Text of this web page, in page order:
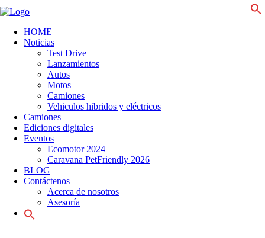
HOME
Noticias
Test Drive
Lanzamientos
Autos
Motos
Camiones
Vehiculos hibridos y eléctricos
Camiones
Ediciones digitales
Eventos
Ecomotor 2024
Caravana PetFriendly 2026
BLOG
Contáctenos
Acerca de nosotros
Asesoría
Search